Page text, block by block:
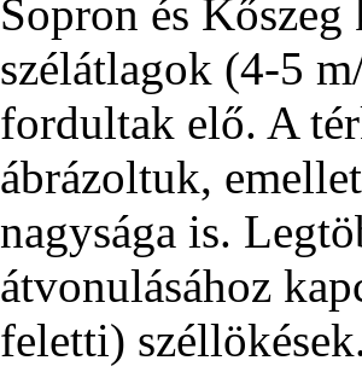
Sopron és Kőszeg
szélátlagok (4-5
fordultak elő. A
ábrázoltuk,
nagysága is.
átvonulásához
feletti)